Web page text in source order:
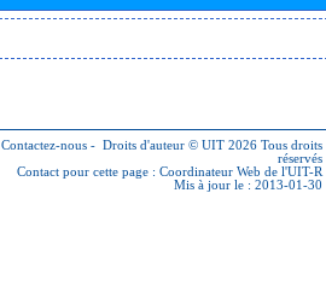
Contactez-nous - Droits d'auteur © UIT 2026 Tous droits
réservés
Contact pour cette page : Coordinateur Web de l'UIT-R
Mis à jour le : 2013-01-30